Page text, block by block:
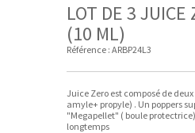
LOT DE 3 JUICE
(10 ML)
Référence : ARBP24L3
Juice Zero est composé de
amyle+ propyle) . Un poppers
"Megapellet" ( boule
longtemps